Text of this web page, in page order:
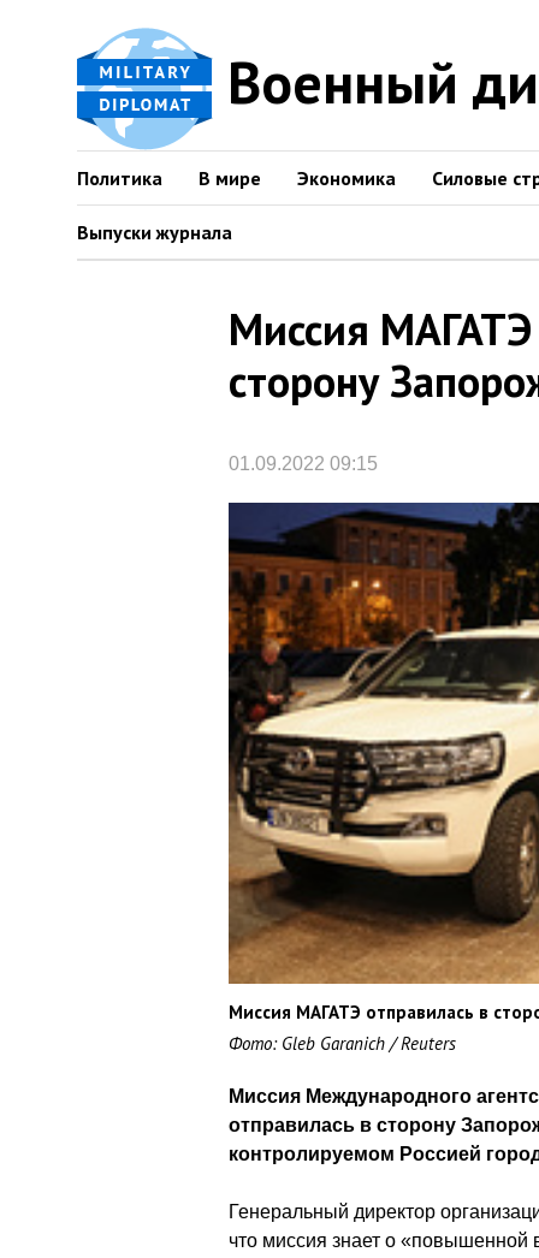
Военный
Политика В мире Экономика Силовые
Выпуски журнала
Миссия МАГАТЭ
сторону
01.09.2022 09:15
Миссия МАГАТЭ отправилась в
Фото: Gleb Garanich / Reuters
Миссия Международного
отправилась в сторону
контролируемом Россией
Генеральный директор
что миссия знает о «повышенной